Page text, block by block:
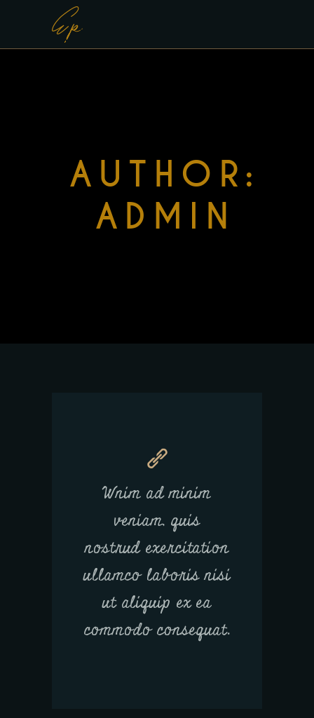
AUTHOR:
ADMIN
Wnim ad minim
veniam, quis
nostrud exercitation
ullamco laboris nisi
ut aliquip ex ea
commodo consequat.